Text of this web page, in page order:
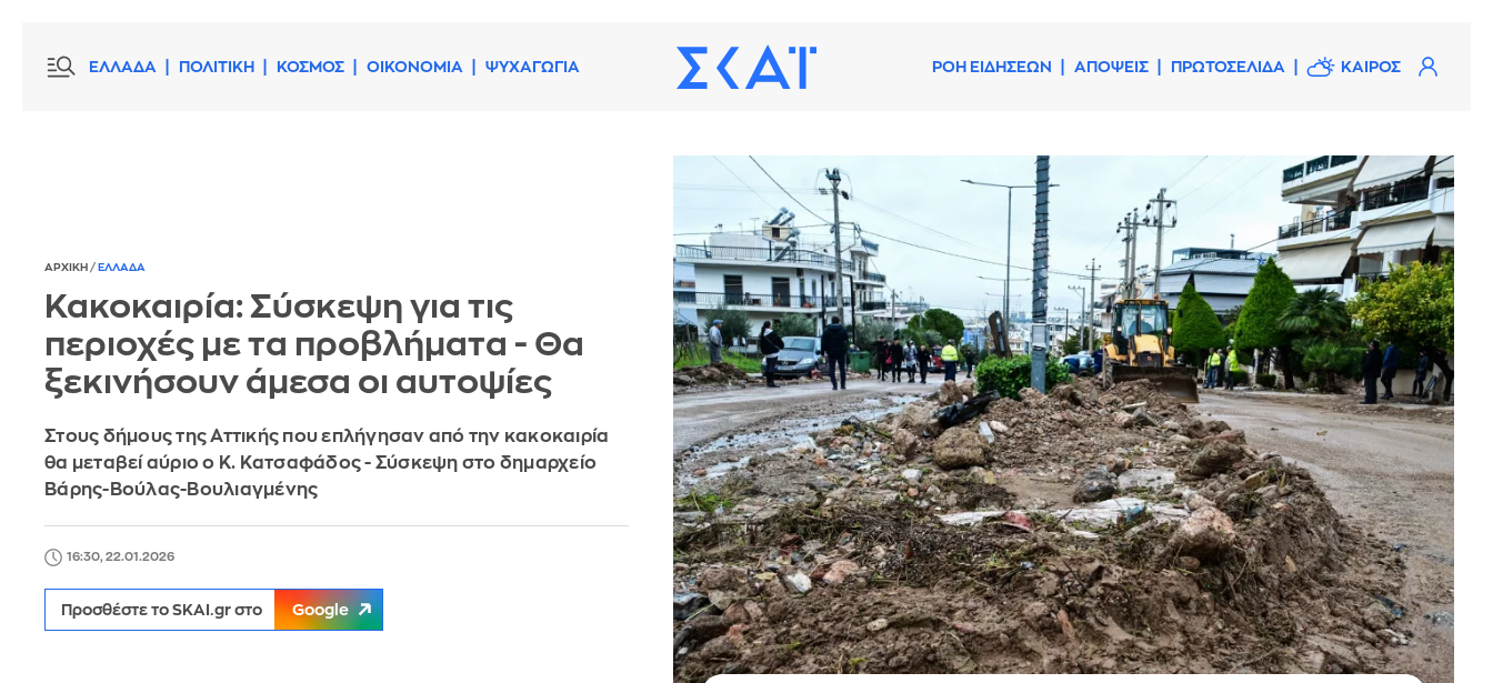
ΕΛΛΑΔΑ ΠΟΛΙΤΙΚΗ ΚΟΣΜΟΣ ΟΙΚΟΝΟΜΙΑ ΨΥΧΑΓΩΓΙΑ ΡΟΗ ΕΙΔΗΣΕΩΝ ΑΠΟΨΕΙΣ ΠΡΩΤΟΣΕΛΙΔΑ ΚΑΙΡΟΣ
ΑΡΧΙΚΗ / ΕΛΛΑΔΑ
Κακοκαιρία: Σύσκεψη για τις
περιοχές με τα προβλήματα - Θα
ξεκινήσουν άμεσα οι αυτοψίες
Στους δήμους της Αττικής που επλήγησαν από την κακοκαιρία
θα μεταβεί αύριο ο Κ. Κατσαφάδος - Σύσκεψη στο δημαρχείο
Βάρης-Βούλας-Βουλιαγμένης
16:30, 22.01.2026
Προσθέστε το SKAI.gr στο Google